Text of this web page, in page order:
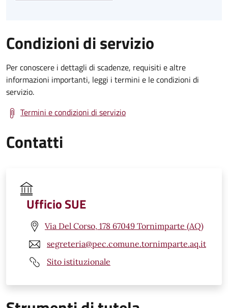
Condizioni di servizio
Per conoscere i dettagli di scadenze, requisiti e altre
informazioni importanti, leggi i termini e le condizioni di
servizio.
Termini e condizioni di servizio
Contatti
Ufficio SUE
Via Del Corso, 178 67049 Tornimparte (AQ)
segreteria@pec.comune.tornimparte.aq.it
Sito istituzionale